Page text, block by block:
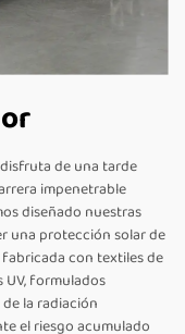
de una tarde
impenetrable
diseñado nuestras
una protección solar de
con textiles de
formulados
la radiación
el riesgo acumulado